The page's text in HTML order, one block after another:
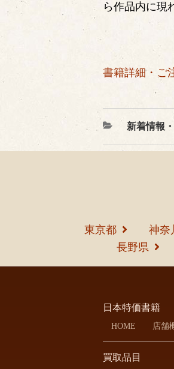
ら作品内に現
書籍詳細・ご
カ
新着情報
東京都 神奈
長野県
日本特価書籍
HOME 店舗
買取品目